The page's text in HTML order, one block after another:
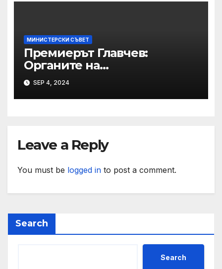
МИНИСТЕРСКИ СЪВЕТ
Премиерът Главчев:
Органите на
изпълнителната власт да
спазват стриктно закона и
да не се поддават на
SEP 4, 2024
Leave a Reply
You must be logged in to post a comment.
Search
Search